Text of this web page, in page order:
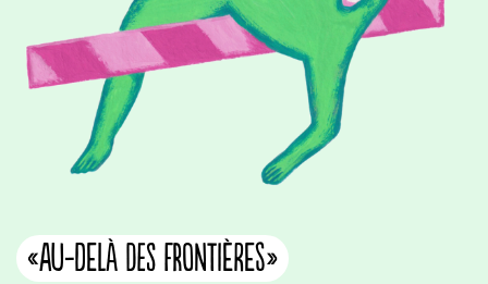
«Au-delà des frontières»